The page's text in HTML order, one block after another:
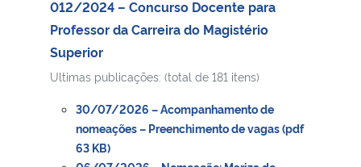
012/2024 – Concurso Docente para
Professor da Carreira do Magistério
Superior
Ultimas publicações: (total de 181 itens)
30/07/2026 – Acompanhamento de
nomeações – Preenchimento de vagas (pdf
63 KB)